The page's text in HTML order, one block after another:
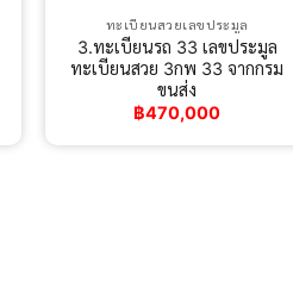
ทะเบียนสวยเลขประมูล
3.ทะเบียนรถ 33 เลขประมูล
ทะเบียนสวย 3กพ 33 จากกรม
ขนส่ง
฿470,000